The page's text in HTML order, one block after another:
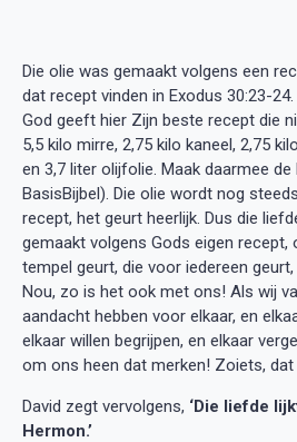
Die olie was gemaakt volgens een
dat recept vinden in Exodus 30:23-
God geeft hier Zijn beste recept die
5,5 kilo mirre, 2,75 kilo kaneel, 2,75
en 3,7 liter olijfolie. Maak daarmee de
BasisBijbel). Die olie wordt nog
recept, het geurt heerlijk. Dus die
gemaakt volgens Gods eigen recept,
tempel geurt, die voor iedereen geurt,
Nou, zo is het ook met ons! Als wij
aandacht hebben voor elkaar, en
elkaar willen begrijpen, en elkaar
om ons heen dat merken! Zoiets,
David zegt vervolgens, ‘Die liefde
Hermon.’